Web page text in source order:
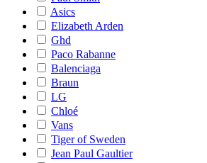
Asics
Elizabeth Arden
Ghd
Paco Rabanne
Balenciaga
Braun
LG
Chloé
Vans
Tiger of Sweden
Jean Paul Gaultier